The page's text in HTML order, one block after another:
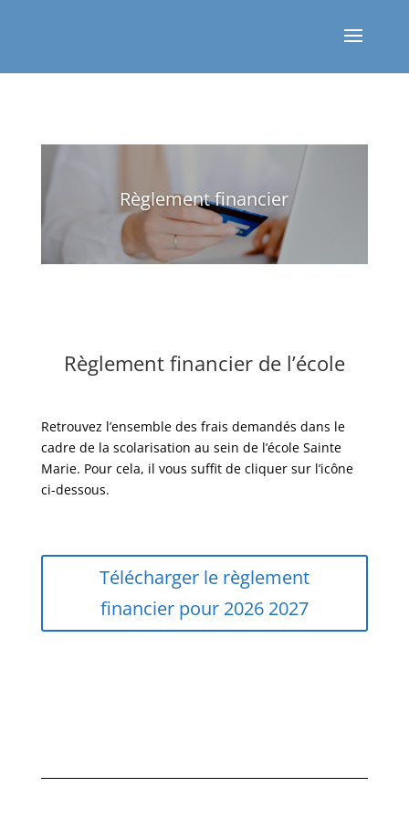
Règlement financier
Règlement financier de l’école
Retrouvez l’ensemble des frais demandés dans le
cadre de la scolarisation au sein de l’école Sainte
Marie. Pour cela, il vous suffit de cliquer sur l’icône
ci-dessous.
Télécharger le règlement
financier pour 2026 2027